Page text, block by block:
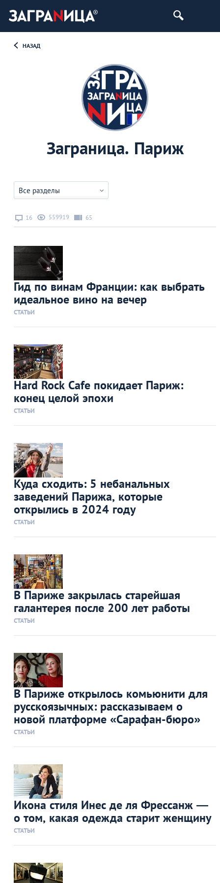
НАЗАД
Заграница. Париж
Все разделы
16 559919 65
Гид по винам Франции: как выбрать
идеальное вино на вечер
СТАТЬИ
Hard Rock Cafe покидает Париж:
конец целой эпохи
СТАТЬИ
Куда сходить: 5 небанальных
заведений Парижа, которые
открылись в 2024 году
СТАТЬИ
В Париже закрылась старейшая
галантерея после 200 лет работы
СТАТЬИ
В Париже открылось комьюнити для
русскоязычных: рассказываем о
новой платформе «Сарафан-бюро»
СТАТЬИ
Икона стиля Инес де ля Фрессанж ―
о том, какая одежда старит женщину
СТАТЬИ